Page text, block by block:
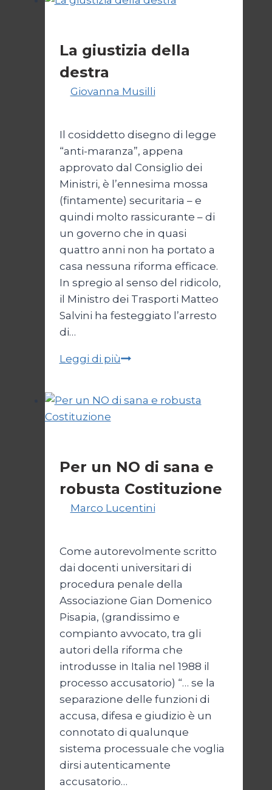
è
La giustizia della
destra
Giovanna Musilli
Il cosiddetto disegno di legge
“anti-maranza”, appena
approvato dal Consiglio dei
Ministri, è l’ennesima mossa
(fintamente) securitaria – e
quindi molto rassicurante – di
un governo che in quasi
quattro anni non ha portato a
casa nessuna riforma efficace.
In spregio al senso del ridicolo,
il Ministro dei Trasporti Matteo
Salvini ha festeggiato l’arresto
di…
Leggi di piùLa
destra
Per un NO di sana e
robusta Costituzione
Marco Lucentini
Come autorevolmente scritto
dai docenti universitari di
procedura penale della
Associazione Gian Domenico
Pisapia, (grandissimo e
compianto avvocato, tra gli
autori della riforma che
introdusse in Italia nel 1988 il
processo accusatorio) “… se la
separazione delle funzioni di
accusa, difesa e giudizio è un
connotato di qualunque
sistema processuale che voglia
dirsi autenticamente
accusatorio…